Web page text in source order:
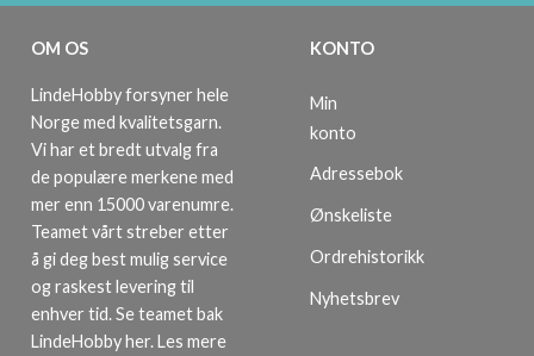
OM OS
LindeHobby forsyner hele
Norge med kvalitetsgarn.
Vi har et bredt utvalg fra
de populære merkene med
mer enn 15000 varenumre.
Teamet vårt streber etter
å gi deg best mulig service
og raskest levering til
enhver tid. Se teamet bak
LindeHobby her.Les mere
KONTO
Min
konto
Adressebok
Ønskeliste
Ordrehistorikk
Nyhetsbrev